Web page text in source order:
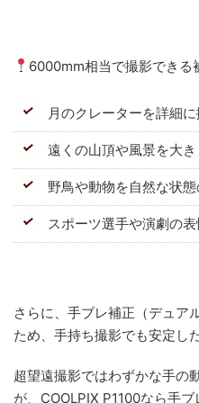
6000mm相当で撮影できる
月のクレーターを詳細
遠くの山頂や風景を大き
野鳥や動物を自然な状
スポーツ選手や演劇の
さらに、手ブレ補正（デュア
ため、手持ち撮影でも安定し
超望遠撮影ではわずかな手の
が、COOLPIX P1100なら手